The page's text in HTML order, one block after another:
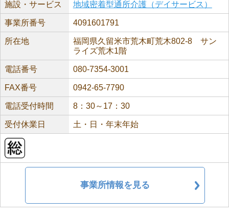
施設・サービス 地域密着型通所介護（デイサービス）
事業所番号 4091601791
所在地
福岡県久留米市荒木町荒木802-8 サン
ライズ荒木1階
電話番号 080-7354-3001
FAX番号 0942-65-7790
電話受付時間 8：30～17：30
受付休業日 土・日・年末年始
事業所情報を見る